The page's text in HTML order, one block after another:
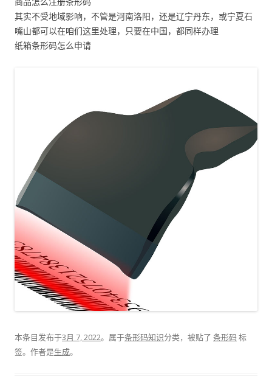
其实不受地域影响，不管是河南洛阳，还是辽宁丹东，或宁夏石
嘴山都可以在咱们这里处理，只要在中国，都同样办理
纸箱条形码怎么申请
本条目发布于3月 7, 2022。属于条形码知识分类，被贴了 条形码 标
签。 作者是生成。